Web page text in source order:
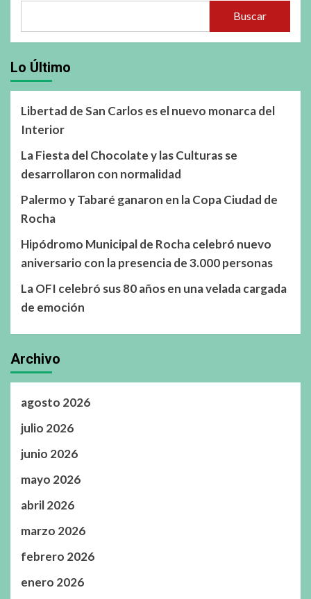
Buscar
Lo Último
Libertad de San Carlos es el nuevo monarca del
Interior
La Fiesta del Chocolate y las Culturas se
desarrollaron con normalidad
Palermo y Tabaré ganaron en la Copa Ciudad de
Rocha
Hipódromo Municipal de Rocha celebró nuevo
aniversario con la presencia de 3.000 personas
La OFI celebró sus 80 años en una velada cargada
de emoción
Archivo
agosto 2026
julio 2026
junio 2026
mayo 2026
abril 2026
marzo 2026
febrero 2026
enero 2026